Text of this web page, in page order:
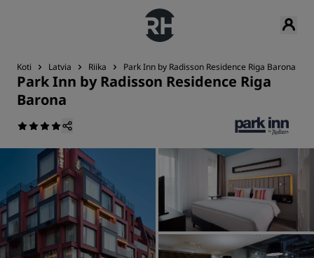
Koti Latvia Riika Park Inn by Radisson Residence Riga Barona
Park Inn by Radisson Residence Riga
Barona